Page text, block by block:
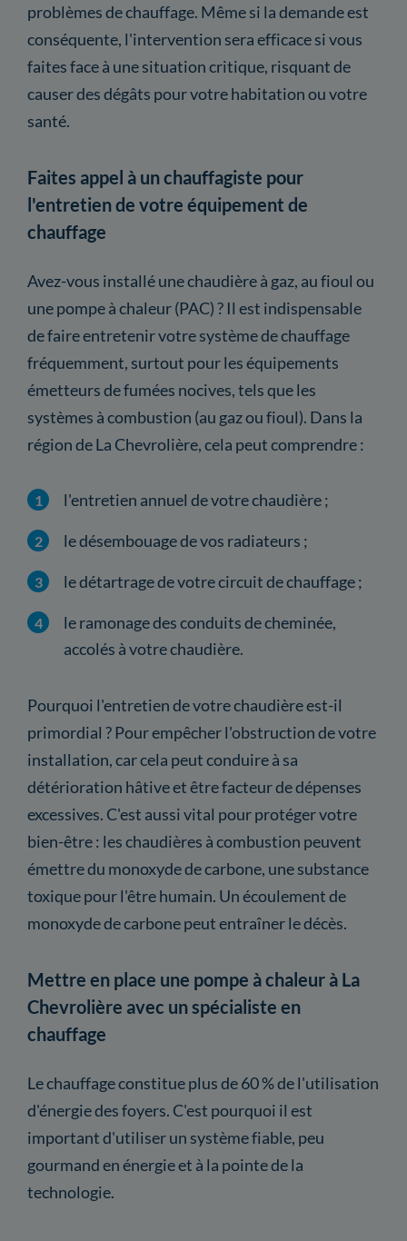
problèmes de chauffage. Même si la demande est
conséquente, l'intervention sera efficace si vous
faites face à une situation critique, risquant de
causer des dégâts pour votre habitation ou votre
santé.
Faites appel à un chauffagiste pour
l'entretien de votre équipement de
chauffage
Avez-vous installé une chaudière à gaz, au fioul ou
une pompe à chaleur (PAC) ? Il est indispensable
de faire entretenir votre système de chauffage
fréquemment, surtout pour les équipements
émetteurs de fumées nocives, tels que les
systèmes à combustion (au gaz ou fioul). Dans la
région de La Chevrolière, cela peut comprendre :
l'entretien annuel de votre chaudière ;
le désembouage de vos radiateurs ;
le détartrage de votre circuit de chauffage ;
le ramonage des conduits de cheminée,
accolés à votre chaudière.
Pourquoi l'entretien de votre chaudière est-il
primordial ? Pour empêcher l'obstruction de votre
installation, car cela peut conduire à sa
détérioration hâtive et être facteur de dépenses
excessives. C'est aussi vital pour protéger votre
bien-être : les chaudières à combustion peuvent
émettre du monoxyde de carbone, une substance
toxique pour l'être humain. Un écoulement de
monoxyde de carbone peut entraîner le décès.
Mettre en place une pompe à chaleur à La
Chevrolière avec un spécialiste en
chauffage
Le chauffage constitue plus de 60 % de l'utilisation
d'énergie des foyers. C'est pourquoi il est
important d'utiliser un système fiable, peu
gourmand en énergie et à la pointe de la
technologie.